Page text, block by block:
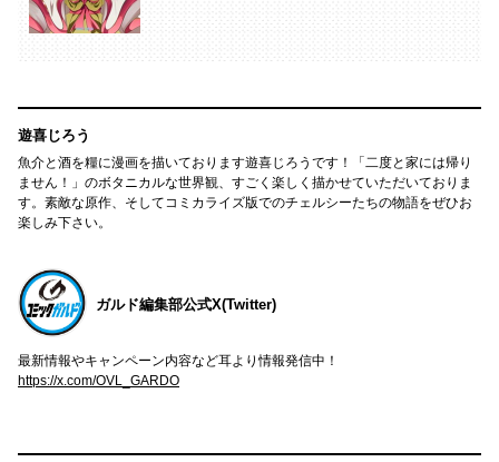
遊喜じろう
魚介と酒を糧に漫画を描いております遊喜じろうです！「二度と家には帰り
ません！」のボタニカルな世界観、すごく楽しく描かせていただいておりま
す。素敵な原作、そしてコミカライズ版でのチェルシーたちの物語をぜひお
楽しみ下さい。
ガルド編集部公式X(Twitter)
最新情報やキャンペーン内容など耳より情報発信中！
https://x.com/OVL_GARDO